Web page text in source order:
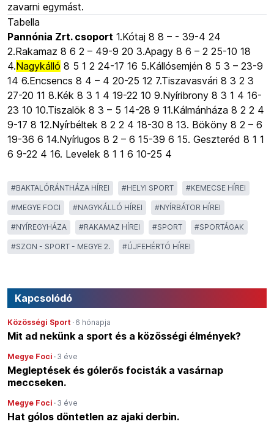
zavarni egymást.
Tabella
Pannónia Zrt. csoport 1.Kótaj 8 8 – - 39-4 24
2.Rakamaz 8 6 2 – 49-9 20 3.Apagy 8 6 – 2 25-10 18
4.Nagykálló 8 5 1 2 24-17 16 5.Kállósemjén 8 5 3 – 23-9
14 6.Encsencs 8 4 – 4 20-25 12 7.Tiszavasvári 8 3 2 3
27-20 11 8.Kék 8 3 1 4 19-22 10 9.Nyíribrony 8 3 1 4 16-
23 10 10.Tiszalök 8 3 – 5 14-28 9 11.Kálmánháza 8 2 2 4
9-17 8 12.Nyírbéltek 8 2 2 4 18-30 8 13. Bököny 8 2 – 6
19-36 6 14.Nyírlugos 8 2 – 6 15-39 6 15. Geszteréd 8 1 1
6 9-22 4 16. Levelek 8 1 1 6 10-25 4
#BAKTALÓRÁNTHÁZA HÍREI #HELYI SPORT #KEMECSE HÍREI
#MEGYE FOCI #NAGYKÁLLÓ HÍREI #NYÍRBÁTOR HÍREI
#NYÍREGYHÁZA #RAKAMAZ HÍREI #SPORT #SPORTÁGAK
#SZON - SPORT - MEGYE 2. #ÚJFEHÉRTÓ HÍREI
Kapcsolódó
Közösségi Sport · 6 hónapja
Mit ad nekünk a sport és a közösségi élmények?
Megye Foci · 3 éve
Megleptések és gólerős focisták a vasárnap
meccseken.
Megye Foci · 3 éve
Hat gólos döntetlen az ajaki derbin.